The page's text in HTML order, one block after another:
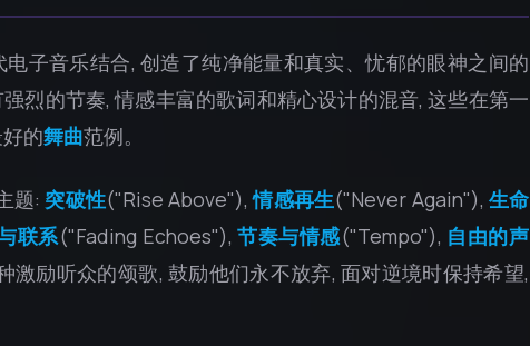
子音乐结合, 创造了纯净能量和真实、忧郁的眼神之间的
烈的节奏, 情感丰富的歌词和精心设计的混音, 这些在第一
的舞曲范例。
题: 突破性("Rise Above"),情感再生("Never Again"), 生命
联系("Fading Echoes"),节奏与情感("Tempo"), 自由的声
励听众的颂歌, 鼓励他们永不放弃, 面对逆境时保持希望,